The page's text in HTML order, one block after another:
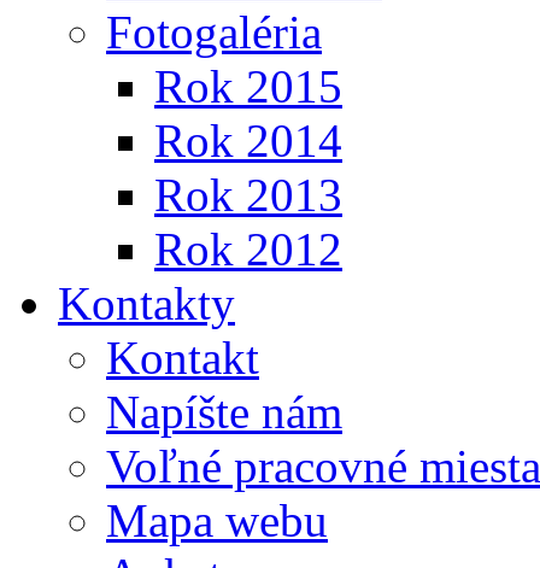
Fotogaléria
Rok 2015
Rok 2014
Rok 2013
Rok 2012
Kontakty
Kontakt
Napíšte nám
Voľné pracovné miesta
Mapa webu